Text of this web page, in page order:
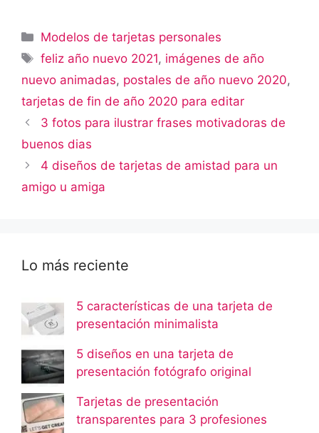
Categorías
Modelos de tarjetas personales
Etiquetas
feliz año nuevo 2021, imágenes de año
nuevo animadas, postales de año nuevo 2020,
tarjetas de fin de año 2020 para editar
3 fotos para ilustrar frases motivadoras de
buenos dias
4 diseños de tarjetas de amistad para un
amigo u amiga
Lo más reciente
5 características de una tarjeta de
presentación minimalista
5 diseños en una tarjeta de
presentación fotógrafo original
Tarjetas de presentación
transparentes para 3 profesiones